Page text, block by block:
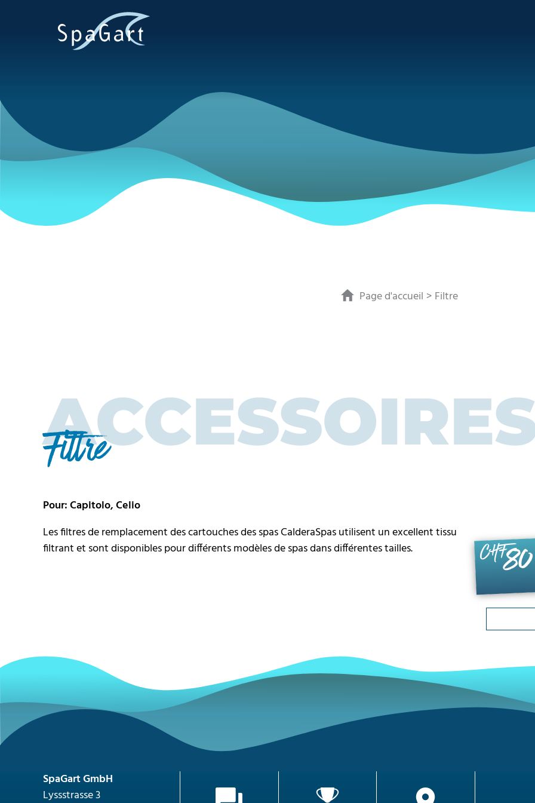
Page d'accueil Filtre
Filtre
Pour: Capitolo, Celio
Les filtres de remplacement des cartouches des spas CalderaSpas utilisent un excellent tissu
filtrant et sont disponibles pour différents modèles de spas dans différentes tailles.
CHF
SpaGart GmbH
Lyssstrasse 3